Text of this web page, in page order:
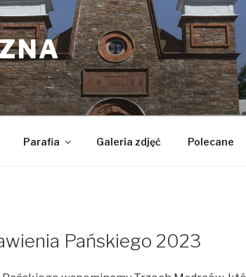
Parafia Galeria zdjęć Polecane
Pańskiego 2023